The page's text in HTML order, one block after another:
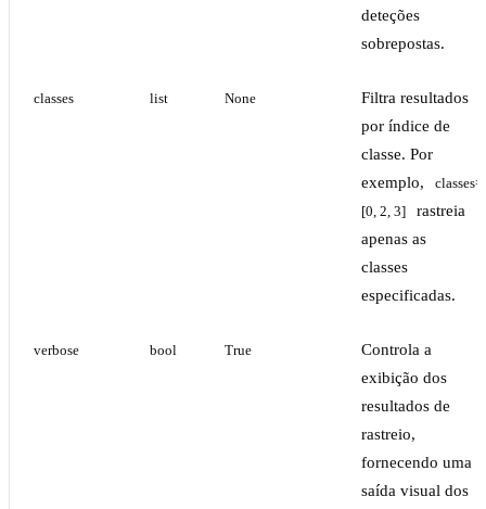
deteções
sobrepostas.
classes list None
Filtra resultados
por índice de
classe. Por
exemplo,
classes=
[0, 2, 3]
rastreia
apenas as
classes
especificadas.
verbose bool True
Controla a
exibição dos
resultados de
rastreio,
fornecendo uma
saída visual dos